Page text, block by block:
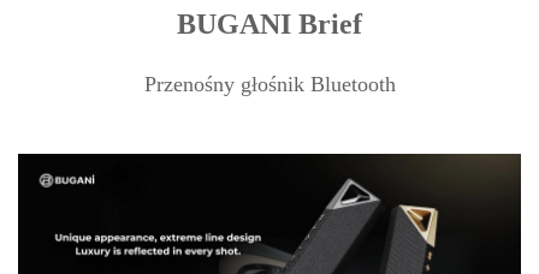
BUGANI Brief
Przenośny głośnik Bluetooth